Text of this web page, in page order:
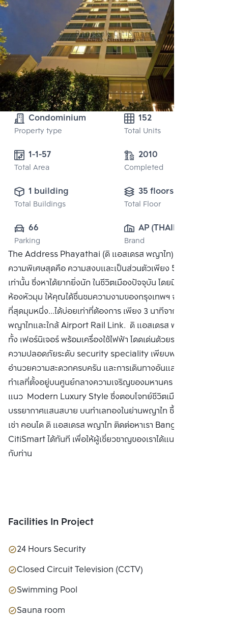
Condominium
Property type
152
Total Units
1-1-57
Total Area
2010
Completed
1 building
Total Buildings
35 floors
Total Floor
66
Parking
AP (THAILAND)
PUBLIC CO.,
LTD.
Brand
The Address Phayathai (ดิ แอสเดรส พญาไท) คอนโดหรูที่มี
ความพิเศษสุดคือ ความสงบและเป็นส่วนตัวเพียง 5 ยูนิต ต่อชั้น
เท่านั้น ซึ่งหาได้ยากยิ่งนัก ในชีวิตเมืองปัจจุบัน โดยมี 4 ยูนิตเป็น
ห้องหัวมุม ให้คุณได้ชื่นชมความงามของกรุงเทพฯ จากมุมที่สวย
ที่สุดมุมหนึ่ง...ได้บ่อยเท่าที่ต้องการ เพียง 3 นาทีจาก BTS สถานี
พญาไทและใกล้ Airport Rail Link. ดิ แอสเดรส พญาไท ให้ครบ
ทั้ง เฟอร์นิเจอร์ พร้อมเครื่องใช้ไฟฟ้า โดดเด่นด้วยระบบรักษา
ความปลอดภัยระดับ security speciality เพียบพร้อมด้วยสิ่ง
อำนวยความสะดวกครบครัน และการเดินทางอันแสนสบาย ด้วย
ทำเลที่ตั้งอยู่บนศูนย์กลางความเจริญของมหานคร การออกแบบ
แนว Modern Luxury Style ซึ่งตอบโจทย์ชีวิตเมืองด้วย
บรรยากาศแสนสบาย บนทำเลทองในย่านพญาไท ซื้อ ขาย หรือ
เช่า คอนโด ดิ แอสเดรส พญาไท ติดต่อหาเรา Bangkok
CitiSmart ได้ทันที เพื่อให้ผู้เชี่ยวชาญของเราได้แนะนำคอนโดให้
กับท่าน
Facilities In Project
24 Hours Security
Closed Circuit Television (CCTV)
Swimming Pool
Sauna room